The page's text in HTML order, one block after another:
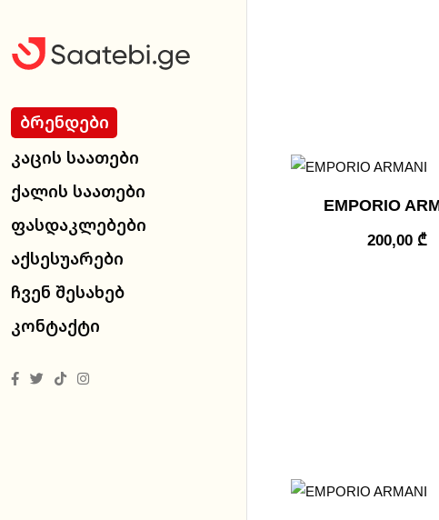
Ბრენდები
Კაცის Საათები
Ქალის Საათები
Ფასდაკლებები
Აქსესუარები
Ჩვენ Შესახებ
Კონტაქტი
EMPORIO
200,00 ₾